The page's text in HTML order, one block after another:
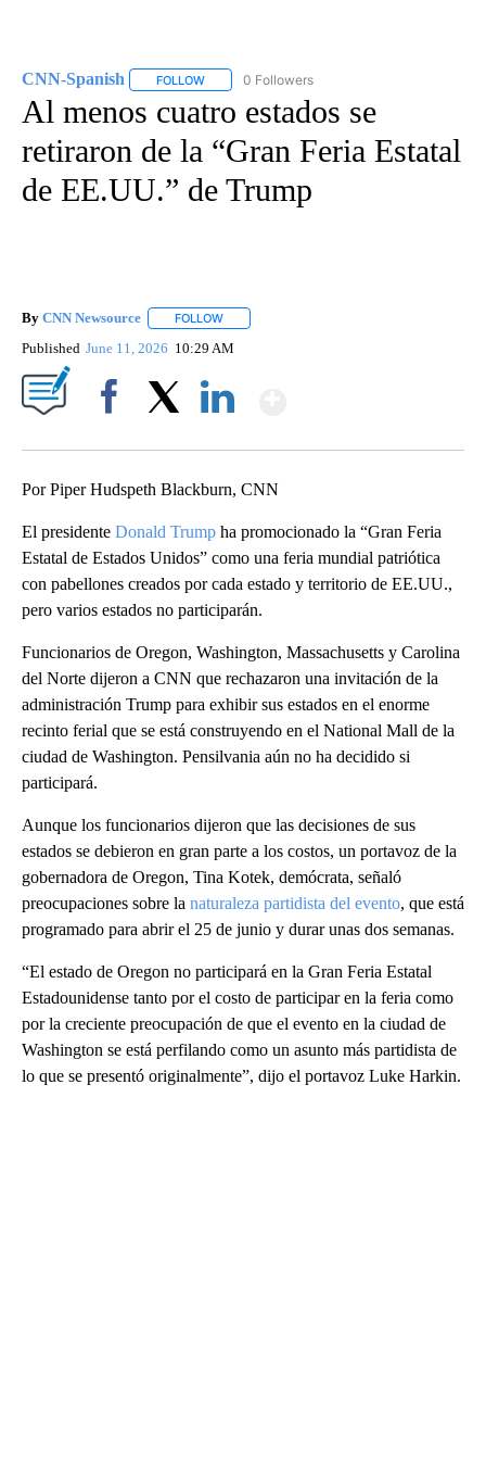
CNN-Spanish FOLLOW FOLLOW "CNN-SPANISH" TO RECEIVE
0 Followers
Al menos cuatro estados se
retiraron de la “Gran Feria Estatal
de EE.UU.” de Trump
By CNN Newsource FOLLOW
Published June 11, 2026 10:29 AM
Por Piper Hudspeth Blackburn, CNN
El presidente Donald Trump ha promocionado la “Gran Feria
Estatal de Estados Unidos” como una feria mundial patriótica
con pabellones creados por cada estado y territorio de EE.UU.,
pero varios estados no participarán.
Funcionarios de Oregon, Washington, Massachusetts y Carolina
del Norte dijeron a CNN que rechazaron una invitación de la
administración Trump para exhibir sus estados en el enorme
recinto ferial que se está construyendo en el National Mall de la
ciudad de Washington. Pensilvania aún no ha decidido si
participará.
Aunque los funcionarios dijeron que las decisiones de sus
estados se debieron en gran parte a los costos, un portavoz de la
gobernadora de Oregon, Tina Kotek, demócrata, señaló
preocupaciones sobre la naturaleza partidista del evento, que está
programado para abrir el 25 de junio y durar unas dos semanas.
“El estado de Oregon no participará en la Gran Feria Estatal
Estadounidense tanto por el costo de participar en la feria como
por la creciente preocupación de que el evento en la ciudad de
Washington se está perfilando como un asunto más partidista de
lo que se presentó originalmente”, dijo el portavoz Luke Harkin.